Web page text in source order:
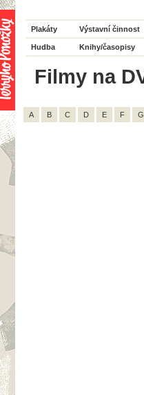
Plakáty Výstavní činnost
Hudba Knihy/časopisy
Filmy na
A B C D E F G